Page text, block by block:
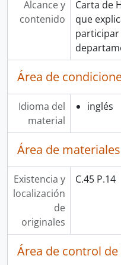
Alcance y
contenido
Carta de
que
participar
Área de
Idioma del
material
inglés
Área de
Existencia y
localización
de
originales
C.45 P.14
Área de control